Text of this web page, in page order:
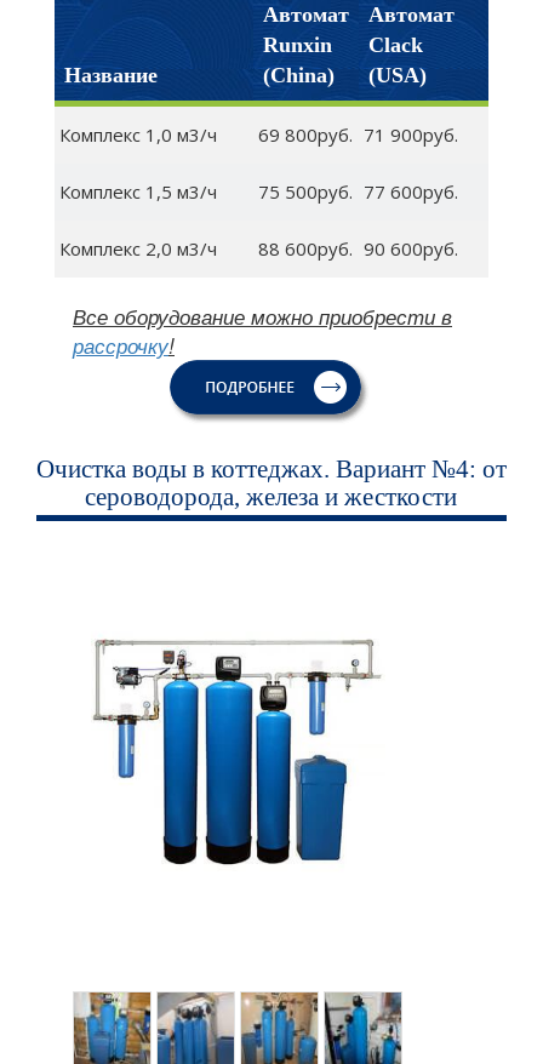
Название
Автомат
Runxin
(China)
Автомат
Clack
(USA)
Комплекс 1,0 м3/ч 69 800руб. 71 900руб.
Комплекс 1,5 м3/ч 75 500руб. 77 600руб.
Комплекс 2,0 м3/ч 88 600руб. 90 600руб.
Все оборудование можно приобрести в
рассрочку!
Очистка воды в коттеджах. Вариант №4: от
сероводорода, железа и жесткости